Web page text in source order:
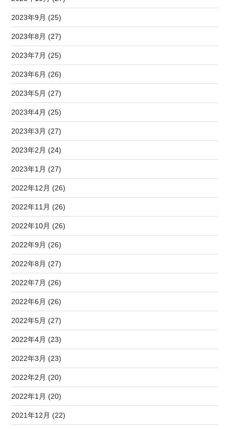
2023年9月 (25)
2023年8月 (27)
2023年7月 (25)
2023年6月 (26)
2023年5月 (27)
2023年4月 (25)
2023年3月 (27)
2023年2月 (24)
2023年1月 (27)
2022年12月 (26)
2022年11月 (26)
2022年10月 (26)
2022年9月 (26)
2022年8月 (27)
2022年7月 (26)
2022年6月 (26)
2022年5月 (27)
2022年4月 (23)
2022年3月 (23)
2022年2月 (20)
2022年1月 (20)
2021年12月 (22)